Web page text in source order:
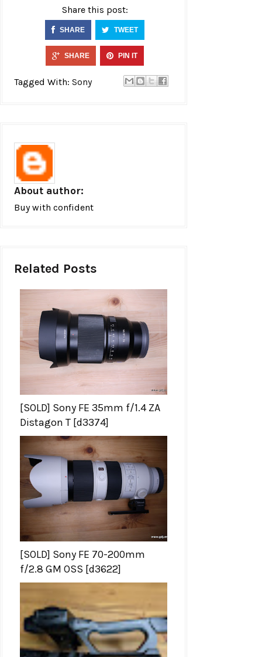
Share this post:
SHARE TWEET
SHARE PIN IT
Tagged With: Sony
About author:
Buy with confident
Related Posts
[SOLD] Sony FE 35mm f/1.4 ZA
Distagon T [d3374]
[SOLD] Sony FE 70-200mm
f/2.8 GM OSS [d3622]